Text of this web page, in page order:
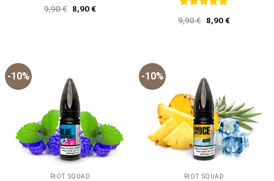
9,90€ Ursprünglicher
Preis
8,90€Aktueller
Bewertet
mit 5 von
9,90€ Ursprünglicher
Preis
8,90€Aktueller
-10%
RIOT SQUAD
-10%
RIOT SQUAD